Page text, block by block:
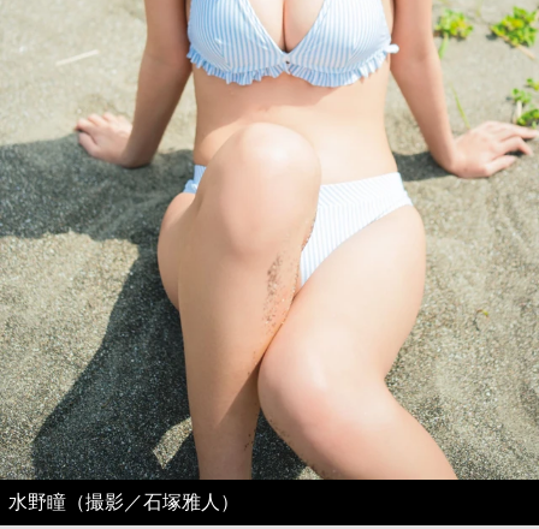
水野瞳（撮影／石塚雅人）